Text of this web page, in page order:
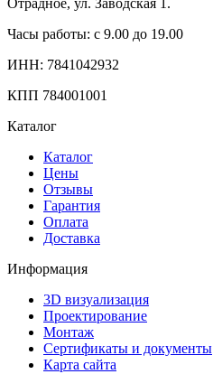
Часы работы: с 9.00 до 19.00
ИНН: 7841042932
КПП 784001001
Каталог
Каталог
Цены
Отзывы
Гарантия
Оплата
Доставка
Информация
3D визуализация
Проектирование
Монтаж
Сертификаты и документы
Карта сайта